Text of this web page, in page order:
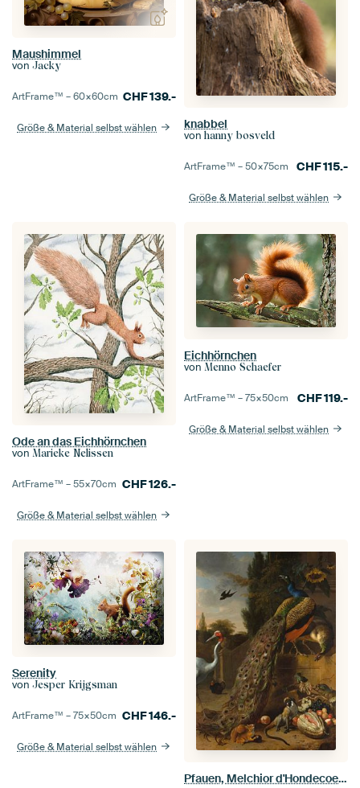
Maushimmel
von Jacky
ArtFrame™ –60×60cm CHF139.-
Größe & Material selbst wählen knabbel
von hanny bosveld
ArtFrame™ –50×75cm CHF115.-
Größe & Material selbst wählen
Ode an das Eichhörnchen
von Marieke Nelissen
ArtFrame™ –55×70cm CHF126.-
Größe & Material selbst wählen
Eichhörnchen
von Menno Schaefer
ArtFrame™ –75×50cm CHF119.-
Größe & Material selbst wählen
Serenity
von Jesper Krijgsman
ArtFrame™ –75×50cm CHF146.-
Größe & Material selbst wählen
Pfauen, Melchior d'Hondecoeter